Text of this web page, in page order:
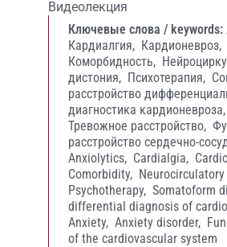
Видеолекция
Ключевые слова / keywords:
Кардиалгия, Кардионевроз,
Коморбидность,
дистония, Психотерапия,
расстройство
диагностика кардионевроза,
Тревожное расстройство,
расстройство сердечно-
Anxiolytics, Cardialgia,
Comorbidity,
Psychotherapy, Somatoform
differential diagnosis of
Anxiety, Anxiety disorder,
of the cardiovascular system